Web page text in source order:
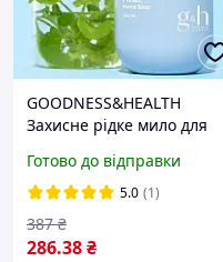
GOODNESS&HEALTH
Захисне рідке мило для
Готово до відправки
5.0 (1)
286.38₴
387 ₴